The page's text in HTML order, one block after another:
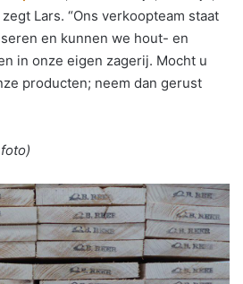
Lars. “Ons verkoopteam staat
en kunnen we hout- en
in onze eigen zagerij. Mocht u
producten; neem dan gerust